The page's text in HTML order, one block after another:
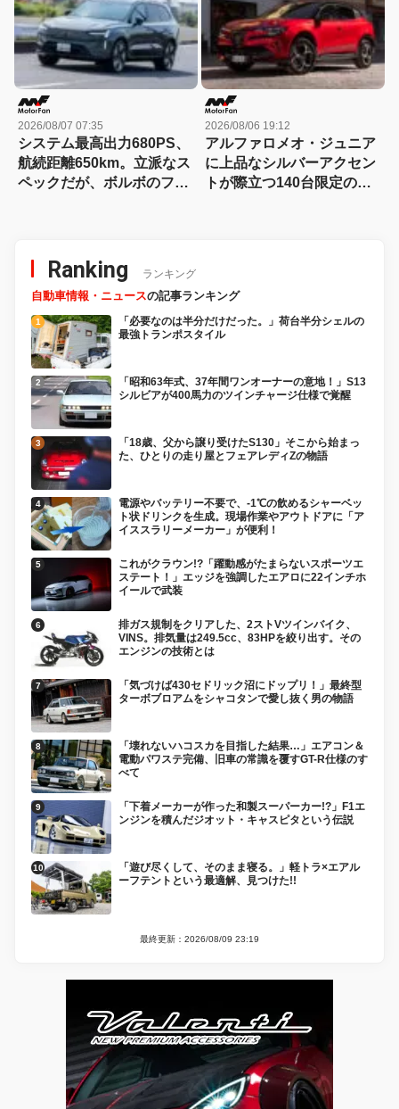
2026/08/07 07:35
システム最高出力680PS、
航続距離650km。立派なス
ペックだが、ボルボのフラ
2026/08/06 19:12
アルファロメオ・ジュニア
に上品なシルバーアクセン
トが際立つ140台限定の
Ranking ランキング
自動車情報・ニュースの記事ランキング
「必要なのは半分だけだった。」荷台半分シェルの
最強トランポスタイル
「昭和63年式、37年間ワンオーナーの意地！」S13
シルビアが400馬力のツインチャージ仕様で覚醒
「18歳、父から譲り受けたS130」そこから始まっ
た、ひとりの走り屋とフェアレディZの物語
電源やバッテリー不要で、-1℃の飲めるシャーベッ
ト状ドリンクを生成。現場作業やアウトドアに「ア
イススラリーメーカー」が便利！
これがクラウン!?「躍動感がたまらないスポーツエ
ステート！」エッジを強調したエアロに22インチホ
イールで武装
排ガス規制をクリアした、2ストVツインバイク、
VINS。排気量は249.5cc、83HPを絞り出す。その
エンジンの技術とは
「気づけば430セドリック沼にドップリ！」最終型
ターボブロアムをシャコタンで愛し抜く男の物語
「壊れないハコスカを目指した結果…」エアコン＆
電動パワステ完備、旧車の常識を覆すGT-R仕様のす
べて
「下着メーカーが作った和製スーパーカー!?」F1エ
ンジンを積んだジオット・キャスピタという伝説
「遊び尽くして、そのまま寝る。」軽トラ×エアル
ーフテントという最適解、見つけた!!
最終更新：2026/08/09 23:19